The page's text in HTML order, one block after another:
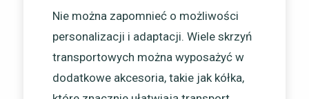
Nie można zapomnieć o możliwości
personalizacji i adaptacji. Wiele skrzyń
transportowych można wyposażyć w
dodatkowe akcesoria, takie jak kółka,